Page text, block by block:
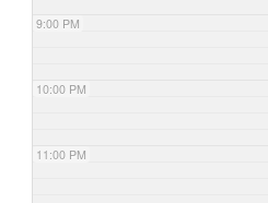
9:00 PM
10:00 PM
11:00 PM